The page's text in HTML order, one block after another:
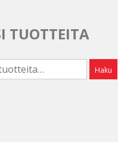
TUOTTEITA
Haku